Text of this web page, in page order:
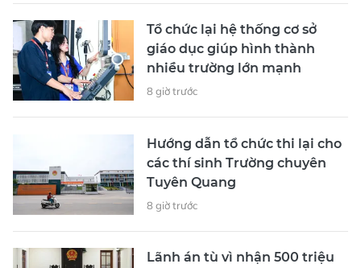
Tổ chức lại hệ thống cơ sở
giáo dục giúp hình thành
nhiều trường lớn mạnh
8 giờ trước
Hướng dẫn tổ chức thi lại cho
các thí sinh Trường chuyên
Tuyên Quang
8 giờ trước
Lãnh án tù vì nhận 500 triệu